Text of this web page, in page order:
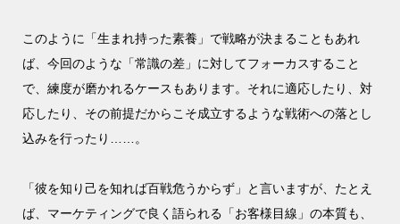
このように「生まれ持った素養」で戦略が決まることもあれ
ば、今回のような「常識の差」に対してフォーカスすること
で、練度が磨かれるケースもあります。それに適応したり、対
応したり、その前提だからこそ成立するような戦術への落とし
込みを行ったり……。
「彼を知り己を知れば百戦危うからず」と言いますが、たとえ
ば、マーケティングで良く語られる「お客様目線」の本質も、